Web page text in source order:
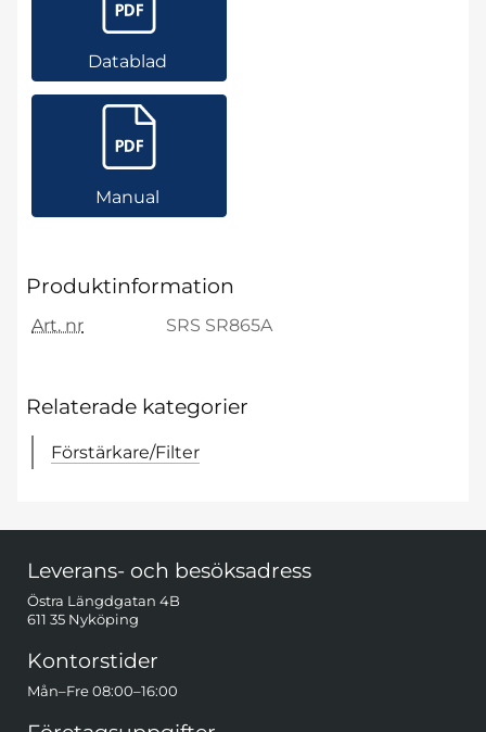
Datablad
Manual
Produktinformation
Art. nr SRS SR865A
Relaterade kategorier
Förstärkare/Filter
Leverans- och besöksadress
Östra Längdgatan 4B
611 35 Nyköping
Kontorstider
Mån–Fre 08:00–16:00